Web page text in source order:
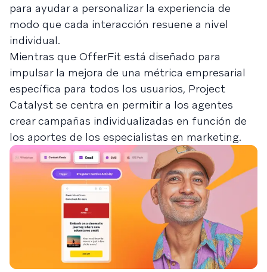
para ayudar a personalizar la experiencia de
modo que cada interacción resuene a nivel
individual.
Mientras que OfferFit está diseñado para
impulsar la mejora de una métrica empresarial
específica para todos los usuarios, Project
Catalyst se centra en permitir a los agentes
crear campañas individualizadas en función de
los aportes de los especialistas en marketing.